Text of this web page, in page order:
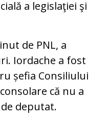
a legislaţiei şi
de PNL, a
Iordache a fost
șefia Consiliului
că nu a
deputat.